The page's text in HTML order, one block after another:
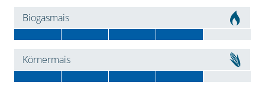
Biogasmais
Körnermais